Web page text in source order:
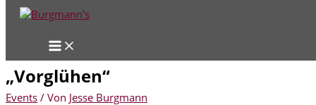
Zum Inhalt springen
„Vorglühen“
Events / Von Jesse Burgmann